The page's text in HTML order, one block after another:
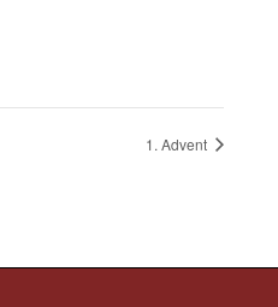
1. Advent